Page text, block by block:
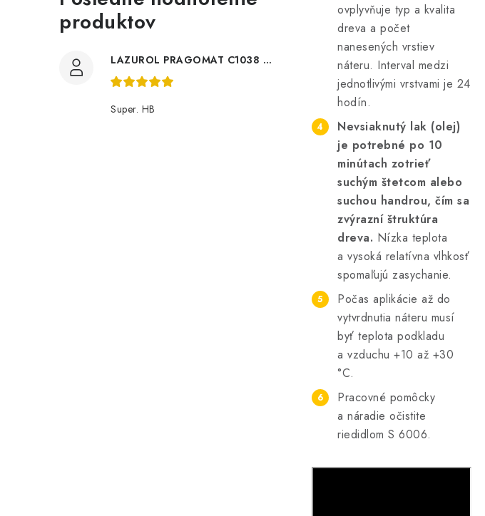
produktov
LAZUROL PRAGOMAT C1038 0,75l
Super. HB
ovplyvňuje typ a kvalita
dreva a počet
nanesených vrstiev
náteru. Interval medzi
jednotlivými vrstvami je 24
hodín.
Nevsiaknutý lak (olej)
je potrebné po 10
minútach zotrieť
suchým štetcom alebo
suchou handrou, čím sa
zvýrazní štruktúra
dreva. Nízka teplota
a vysoká relatívna vlhkosť
spomaľujú zasychanie.
Počas aplikácie až do
vytvrdnutia náteru musí
byť teplota podkladu
a vzduchu +10 až +30
°C.
Pracovné pomôcky
a náradie očistite
riedidlom S 6006.